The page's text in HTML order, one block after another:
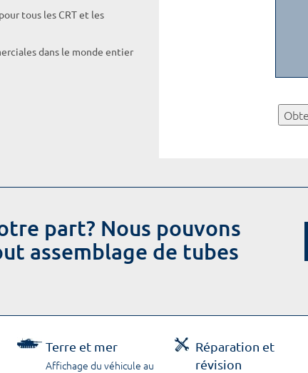
tous les CRT et les
dans le monde entier
part? Nous pouvons
assemblage de tubes
Terre et mer
Affichage du véhicule au
Réparation et
révision